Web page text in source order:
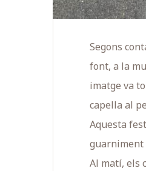
Segons
font, a la
imatge va
capella al
Aquesta
guarniment
Al matí, els